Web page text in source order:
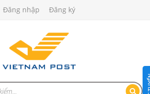
Đăng nhập Đăng ký